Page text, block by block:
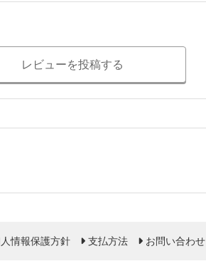
レビューを投稿する
情報保護方針 支払方法 お問い合わせ